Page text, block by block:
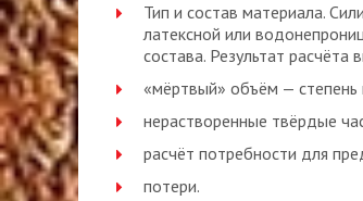
Тип и состав материала.
латексной или
состава. Результат
«мёртвый» объём —
нерастворенные твёрдые
расчёт потребности для
потери.